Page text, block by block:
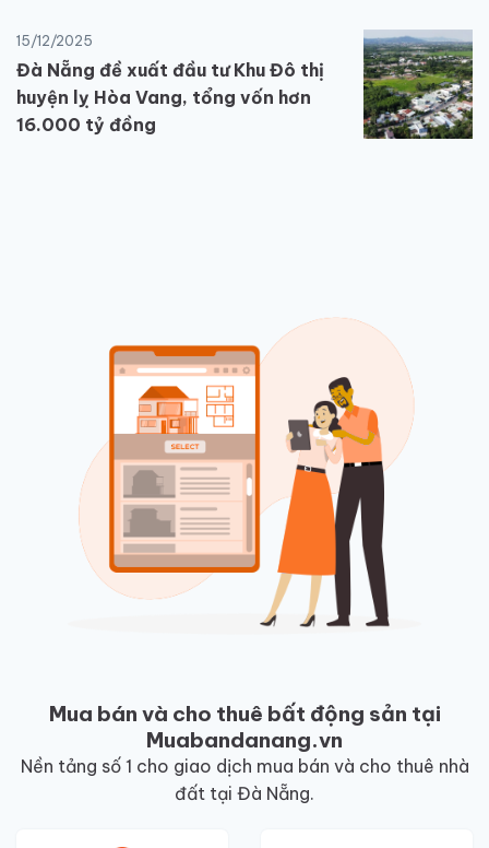
15/12/2025
Đà Nẵng đề xuất đầu tư Khu Đô thị
huyện lỵ Hòa Vang, tổng vốn hơn
16.000 tỷ đồng
Mua bán và cho thuê bất động sản tại
Muabandanang.vn
Nền tảng số 1 cho giao dịch mua bán và cho thuê nhà
đất tại Đà Nẵng.